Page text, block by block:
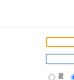
是